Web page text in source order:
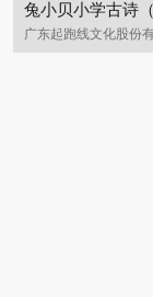
兔小贝小学古诗
广东起跑线文化股份